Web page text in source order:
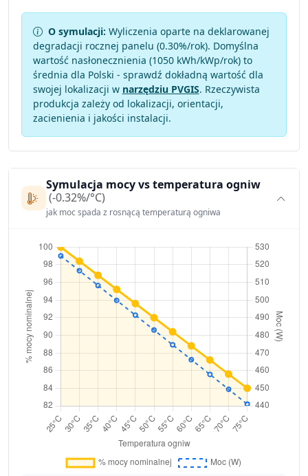
O symulacji: Wyliczenia oparte na deklarowanej
degradacji rocznej panelu (0.30%/rok). Domyślna
wartość nasłonecznienia (1050 kWh/kWp/rok) to
średnia dla Polski - sprawdź dokładną wartość dla
swojej lokalizacji w narzędziu PVGIS. Rzeczywista
produkcja zależy od lokalizacji, orientacji,
zacienienia i jakości instalacji.
Symulacja mocy vs temperatura ogniw
(-0.32%/°C)
jak moc spada z rosnącą temperaturą ogniwa